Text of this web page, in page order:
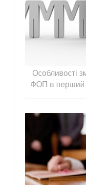
Особливості
ФОП в перший